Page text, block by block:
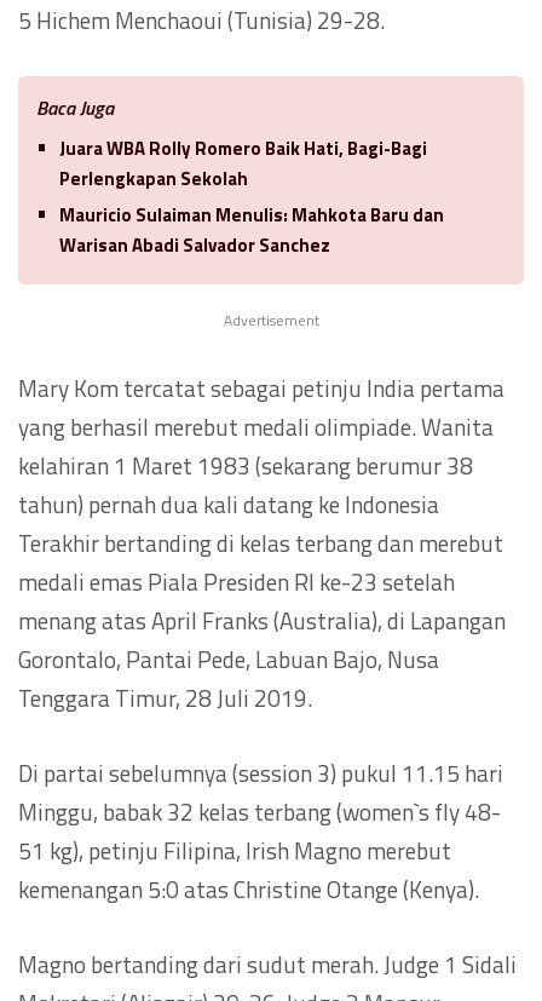
5 Hichem Menchaoui (Tunisia) 29-28.
Baca Juga
Juara WBA Rolly Romero Baik Hati, Bagi-Bagi
Perlengkapan Sekolah
Mauricio Sulaiman Menulis: Mahkota Baru dan
Warisan Abadi Salvador Sanchez
Advertisement
Mary Kom tercatat sebagai petinju India pertama
yang berhasil merebut medali olimpiade. Wanita
kelahiran 1 Maret 1983 (sekarang berumur 38
tahun) pernah dua kali datang ke Indonesia
Terakhir bertanding di kelas terbang dan merebut
medali emas Piala Presiden RI ke-23 setelah
menang atas April Franks (Australia), di Lapangan
Gorontalo, Pantai Pede, Labuan Bajo, Nusa
Tenggara Timur, 28 Juli 2019.
Di partai sebelumnya (session 3) pukul 11.15 hari
Minggu, babak 32 kelas terbang (women`s fly 48-
51 kg), petinju Filipina, Irish Magno merebut
kemenangan 5:0 atas Christine Otange (Kenya).
Magno bertanding dari sudut merah. Judge 1 Sidali